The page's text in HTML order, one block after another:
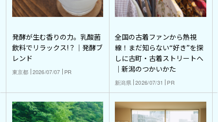
発酵が生む香りの力。乳酸菌
飲料でリラックス!？｜発酵ブ
レンド
東京都 2026/07/07 PR
全国の古着ファンから熱視
線！まだ知らない“好き”を探
しに古町・古着ストリートへ
｜新潟のつかいかた
新潟県 2026/07/31 PR